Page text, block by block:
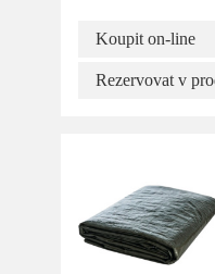
Koupit on-line
Rezervovat v